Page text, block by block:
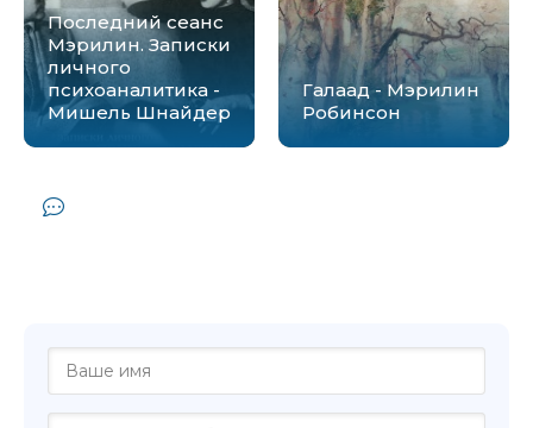
Последний сеанс
Мэрилин. Записки
личного
психоаналитика -
Мишель Шнайдер
Галаад - Мэрилин
Робинсон